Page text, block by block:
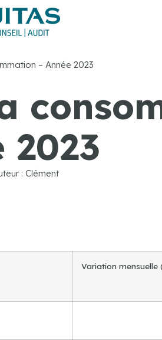
– Année 2023
2023
: Clément
Variation mensuelle